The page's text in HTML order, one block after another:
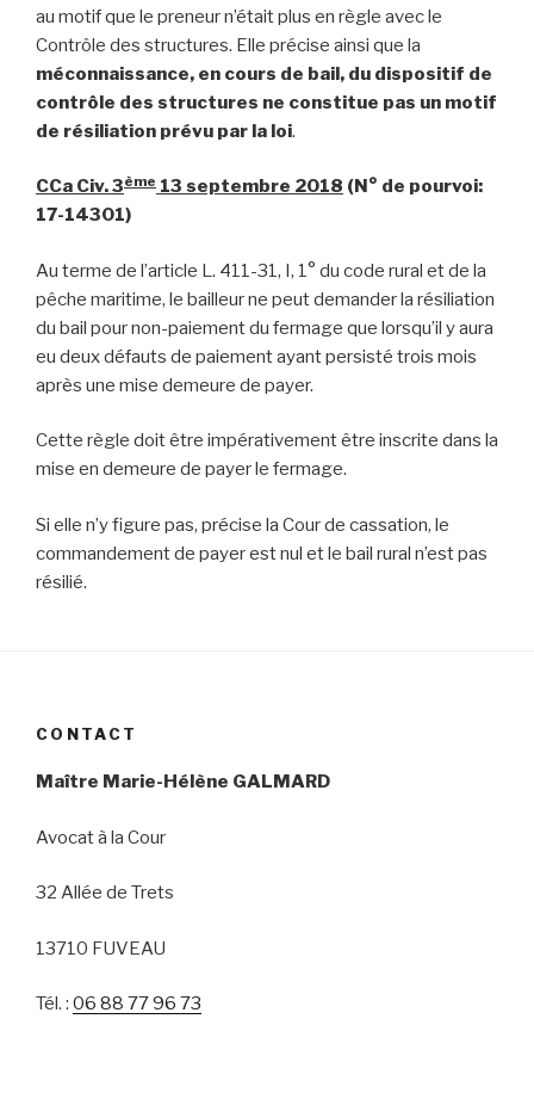
au motif que le preneur n’était plus en règle avec le
Contrôle des structures. Elle précise ainsi que la
méconnaissance, en cours de bail, du dispositif de
contrôle des structures ne constitue pas un motif
de résiliation prévu par la loi.
CCa Civ. 3ème 13 septembre 2018 (N° de pourvoi:
17-14301)
Au terme de l’article L. 411-31, I, 1° du code rural et de la
pêche maritime, le bailleur ne peut demander la résiliation
du bail pour non-paiement du fermage que lorsqu’il y aura
eu deux défauts de paiement ayant persisté trois mois
après une mise demeure de payer.
Cette règle doit être impérativement être inscrite dans la
mise en demeure de payer le fermage.
Si elle n’y figure pas, précise la Cour de cassation, le
commandement de payer est nul et le bail rural n’est pas
résilié.
CONTACT
Maître Marie-Hélène GALMARD
Avocat à la Cour
32 Allée de Trets
13710 FUVEAU
Tél. : 06 88 77 96 73